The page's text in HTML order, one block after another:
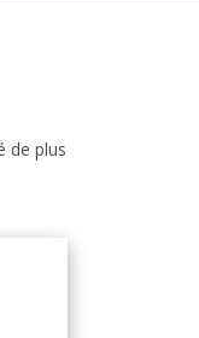
de plus